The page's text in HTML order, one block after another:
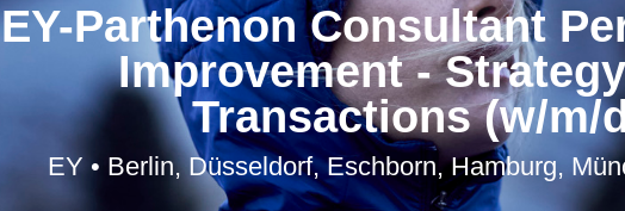
EY-Parthenon Consultant
Improvement -
Transactions (w/m/
EY • Berlin, Düsseldorf, Eschborn, Hamburg,